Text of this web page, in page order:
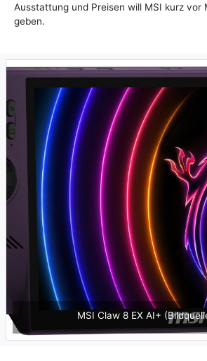
Ausstattung und Preisen will MSI kurz vor
geben.
MSI Claw 8 EX AI+